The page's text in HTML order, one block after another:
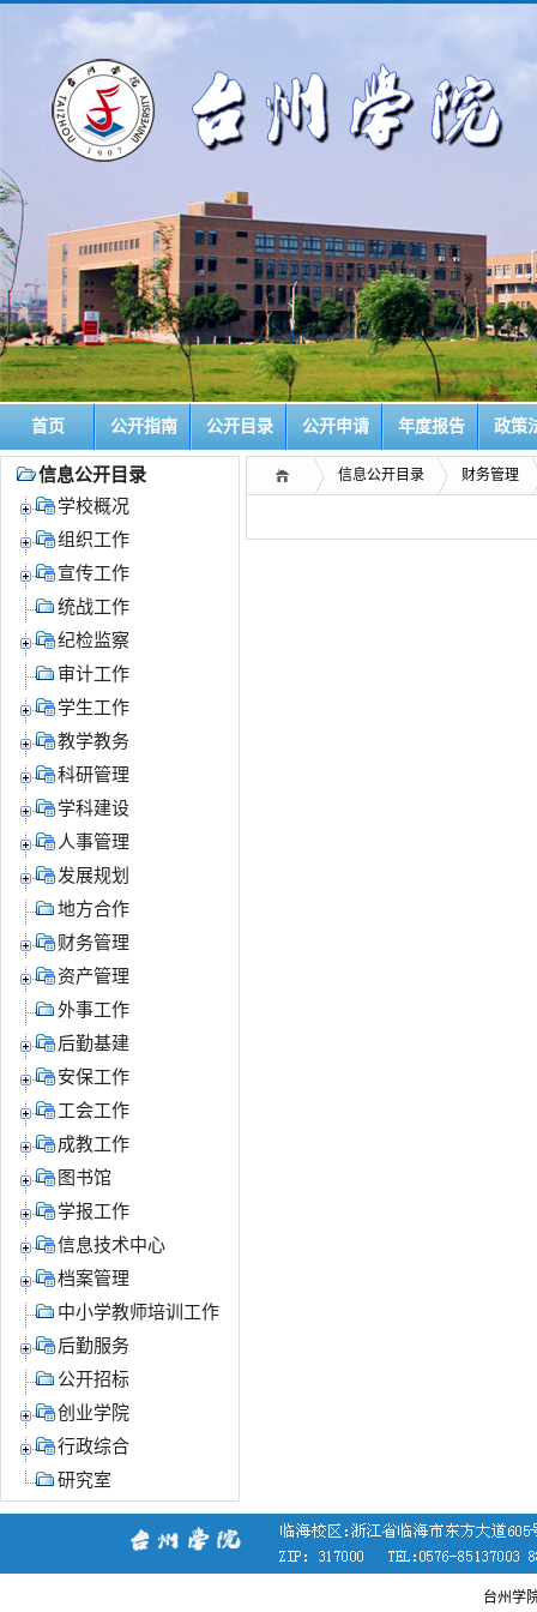
首页 公开指南 公开目录 公开申请 年度报告 政策
信息公开目录
学校概况
组织工作
宣传工作
统战工作
纪检监察
审计工作
学生工作
教学教务
科研管理
学科建设
人事管理
发展规划
地方合作
财务管理
资产管理
外事工作
后勤基建
安保工作
工会工作
成教工作
图书馆
学报工作
信息技术中心
档案管理
中小学教师培训工作
后勤服务
公开招标
创业学院
行政综合
研究室
信息公开目录 财务管理
台州学